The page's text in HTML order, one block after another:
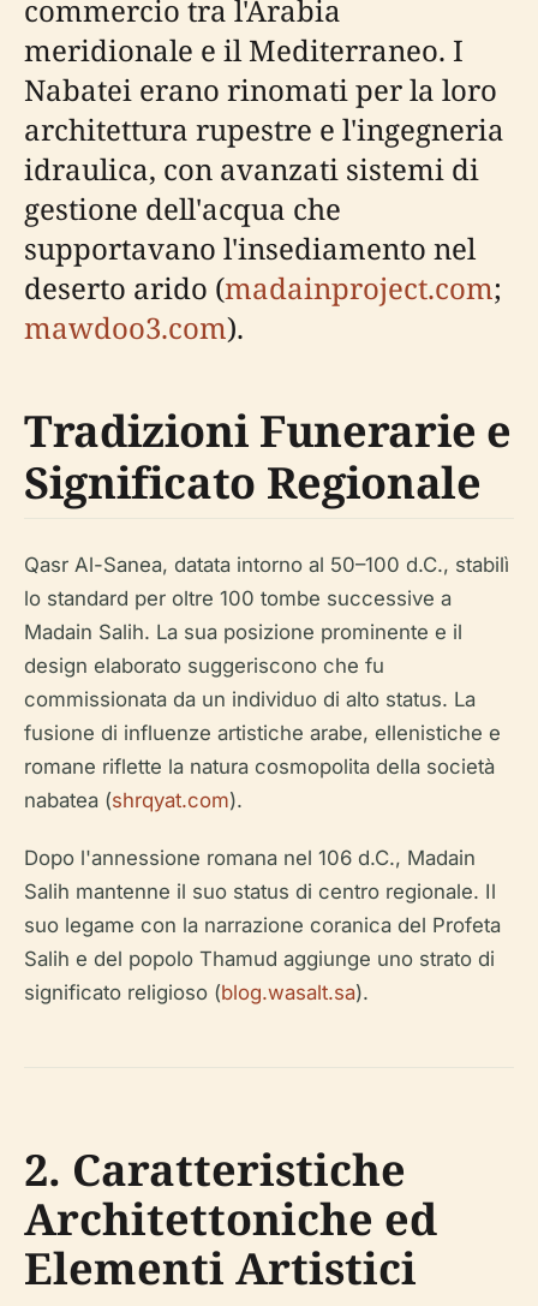
commercio tra l'Arabia
meridionale e il Mediterraneo. I
Nabatei erano rinomati per la loro
architettura rupestre e l'ingegneria
idraulica, con avanzati sistemi di
gestione dell'acqua che
supportavano l'insediamento nel
deserto arido (madainproject.com;
mawdoo3.com).
Tradizioni Funerarie e
Significato Regionale
Qasr Al-Sanea, datata intorno al 50–100 d.C., stabilì
lo standard per oltre 100 tombe successive a
Madain Salih. La sua posizione prominente e il
design elaborato suggeriscono che fu
commissionata da un individuo di alto status. La
fusione di influenze artistiche arabe, ellenistiche e
romane riflette la natura cosmopolita della società
nabatea (shrqyat.com).
Dopo l'annessione romana nel 106 d.C., Madain
Salih mantenne il suo status di centro regionale. Il
suo legame con la narrazione coranica del Profeta
Salih e del popolo Thamud aggiunge uno strato di
significato religioso (blog.wasalt.sa).
2. Caratteristiche
Architettoniche ed
Elementi Artistici